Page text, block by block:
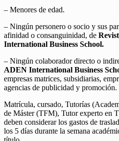
– Menores de edad.
– Ningún personero o socio y sus
afinidad o consanguinidad, de
International Business School.
– Ningún colaborador directo o
ADEN International Business
empresas matrices, subsidiarias,
agencias de publicidad y promoción.
Matrícula, cursado, Tutorías
de Máster (TFM), Tutor experto en
deben considerar los gastos de
los 5 días durante la semana